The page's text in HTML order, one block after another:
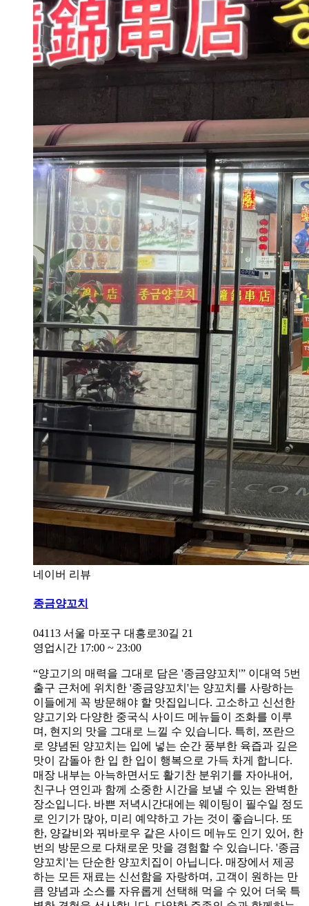
네이버 리뷰
종금양꼬치
04113 서울 마포구 대흥로30길 21
영업시간 17:00 ~ 23:00
“양고기의 매력을 그대로 담은 '종금양꼬치'” 이대역 5번
출구 근처에 위치한 '종금양꼬치'는 양꼬치를 사랑하는
이들에게 꼭 방문해야 할 맛집입니다. 고소하고 신선한
양고기와 다양한 중국식 사이드 메뉴들이 조화를 이루
며, 현지의 맛을 그대로 느낄 수 있습니다. 특히, 쯔란으
로 양념된 양꼬치는 입에 넣는 순간 풍부한 육즙과 깊은
맛이 감돌아 한 입 한 입이 행복으로 가득 차게 합니다.
매장 내부는 아늑하면서도 활기찬 분위기를 자아내어,
친구나 연인과 함께 소중한 시간을 보낼 수 있는 완벽한
장소입니다. 바쁜 저녁시간대에는 웨이팅이 필수일 정도
로 인기가 많아, 미리 예약하고 가는 것이 좋습니다. 또
한, 양갈비와 꿔바로우 같은 사이드 메뉴도 인기 있어, 한
번의 방문으로 다채로운 맛을 경험할 수 있습니다. '종금
양꼬치'는 단순한 양꼬치집이 아닙니다. 매장에서 제공
하는 모든 재료는 신선함을 자랑하며, 고객이 원하는 만
큼 양념과 소스를 자유롭게 선택해 먹을 수 있어 더욱 특